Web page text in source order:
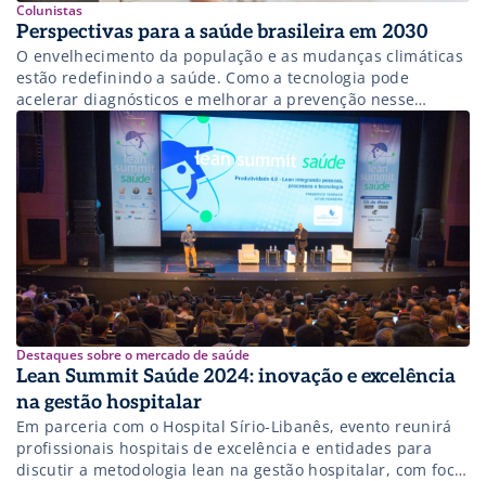
Colunistas
Perspectivas para a saúde brasileira em 2030
O envelhecimento da população e as mudanças climáticas
estão redefinindo a saúde. Como a tecnologia pode
acelerar diagnósticos e melhorar a prevenção nesse
Destaques sobre o mercado de saúde
Lean Summit Saúde 2024: inovação e excelência
na gestão hospitalar
Em parceria com o Hospital Sírio-Libanês, evento reunirá
profissionais hospitais de excelência e entidades para
discutir a metodologia lean na gestão hospitalar, com foco